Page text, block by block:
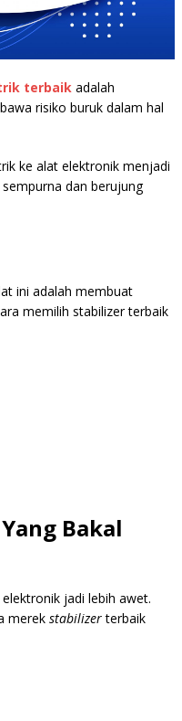
terbaik adalah
risiko buruk dalam hal
ke alat elektronik menjadi
dan berujung
ini adalah membuat
memilih stabilizer terbaik
Bakal
jadi lebih awet.
merek stabilizerterbaik